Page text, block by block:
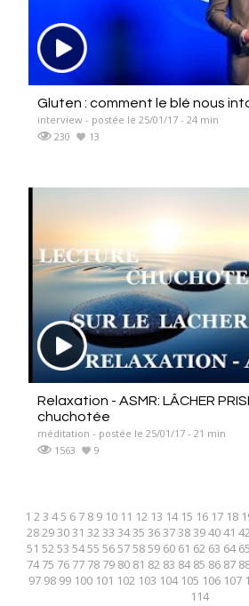
Gluten : comment le blé nous
interview - postée le 25/01/17 - 24 min
230
13
Relaxation - ASMR: LÂCHER
chuchotée
méditation - postée le 25/01/17 - 21 min
1563
9
1 23 45 6 7 8 9 10 11 12 13 14 15 16 17 18
28293031 3233 3435 363738394041
51 5253 5455 56575859 60 61 62 63 64 65
74 75 76 77 78 79 80 81 82 83 84 85 86 87
97 98 99 100 101 102 103 104 105 106 107
114